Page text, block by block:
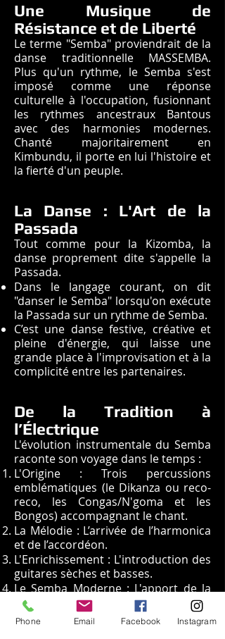
Une Musique de
Résistance et de Liberté
Le terme "Semba" proviendrait de la
danse traditionnelle MASSEMBA.
Plus qu'un rythme, le Semba s'est
imposé comme une réponse
culturelle à l'occupation, fusionnant
les rythmes ancestraux Bantous
avec des harmonies modernes.
Chanté majoritairement en
Kimbundu, il porte en lui l'histoire et
la fierté d'un peuple.
La Danse : L'Art de la
Passada
Tout comme pour la Kizomba, la
danse proprement dite s'appelle la
Passada.
Dans le langage courant, on dit
"danser le Semba" lorsqu'on exécute
la Passada sur un rythme de Semba.
C’est une danse festive, créative et
pleine d'énergie, qui laisse une
grande place à l'improvisation et à la
complicité entre les partenaires.
De la Tradition à
l’Électrique
L'évolution instrumentale du Semba
raconte son voyage dans le temps :
L'Origine : Trois percussions
emblématiques (le Dikanza ou reco-
reco, les Congas/N'goma et les
Bongos) accompagnant le chant.
La Mélodie : L’arrivée de l’harmonica
et de l’accordéon.
L'Enrichissement : L'introduction des
guitares sèches et basses.
Le Semba Moderne : L'apport de la
batterie, des guitares électriques et
des cuivres, influencé par des
rythmes cousins comme le Kompa,
Phone Email Facebook Instagram